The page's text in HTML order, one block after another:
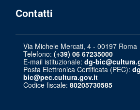
Contatti
Via Michele Mercati, 4 - 00197 Roma
Telefono: (+39) 06 67235000
E-mail istituzionale: dg-
Posta Elettronica Certificata (PEC):
bic@pec.cultura.gov.it
Codice fiscale: 80205730585